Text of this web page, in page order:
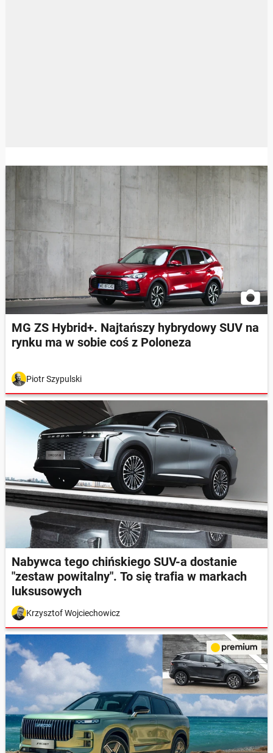
MG ZS Hybrid+. Najtańszy hybrydowy SUV na
rynku ma w sobie coś z Poloneza
Piotr Szypulski
Nabywca tego chińskiego SUV-a dostanie
"zestaw powitalny". To się trafia w markach
luksusowych
Krzysztof Wojciechowicz